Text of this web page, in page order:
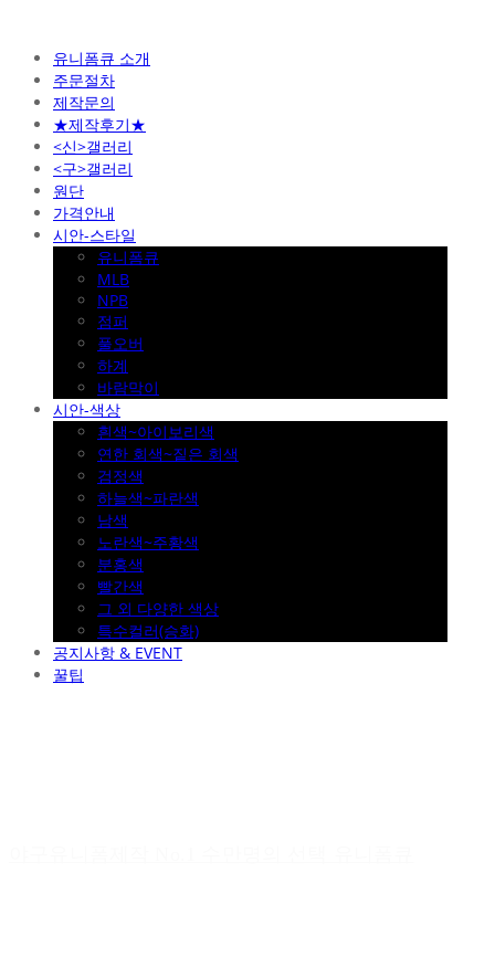
유니폼큐 소개
주문절차
제작문의
★제작후기★
<신>갤러리
<구>갤러리
원단
가격안내
시안-스타일
유니폼큐
MLB
NPB
점퍼
풀오버
하계
바람막이
시안-색상
흰색~아이보리색
연한 회색~짙은 회색
검정색
하늘색~파란색
남색
노란색~주황색
분홍색
빨간색
그 외 다양한 색상
특수컬러(승화)
공지사항 & EVENT
꿀팁